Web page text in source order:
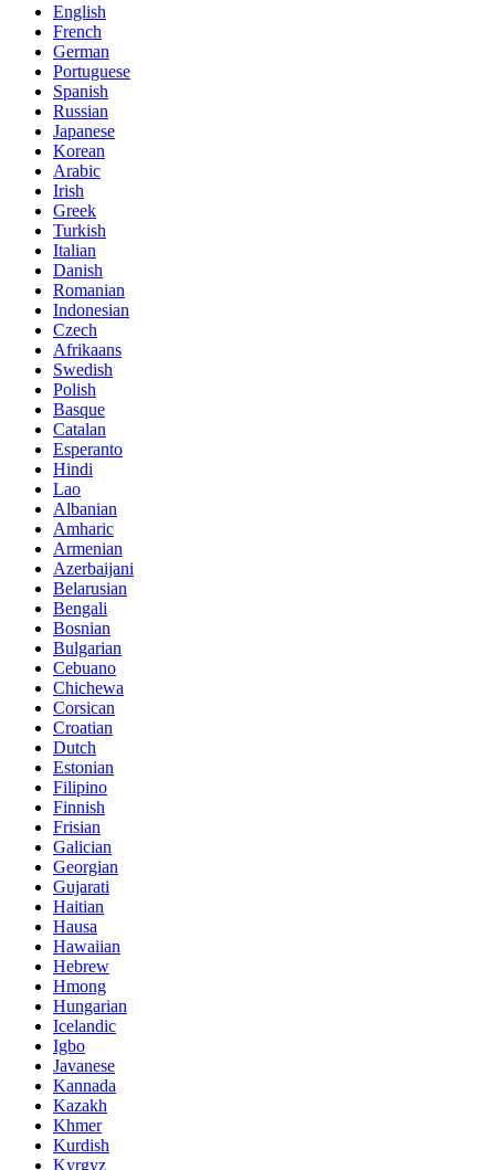
English
French
German
Portuguese
Spanish
Russian
Japanese
Korean
Arabic
Irish
Greek
Turkish
Italian
Danish
Romanian
Indonesian
Czech
Afrikaans
Swedish
Polish
Basque
Catalan
Esperanto
Hindi
Lao
Albanian
Amharic
Armenian
Azerbaijani
Belarusian
Bengali
Bosnian
Bulgarian
Cebuano
Chichewa
Corsican
Croatian
Dutch
Estonian
Filipino
Finnish
Frisian
Galician
Georgian
Gujarati
Haitian
Hausa
Hawaiian
Hebrew
Hmong
Hungarian
Icelandic
Igbo
Javanese
Kannada
Kazakh
Khmer
Kurdish
Kyrgyz